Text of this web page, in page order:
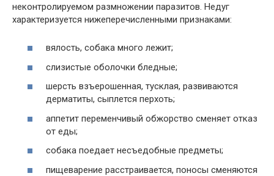
неконтролируемом размножении паразитов. Недуг
характеризуется нижеперечисленными признаками:
вялость, собака много лежит;
слизистые оболочки бледные;
шерсть взъерошенная, тусклая, развиваются
дерматиты, сыплется перхоть;
аппетит переменчивый обжорство сменяет отказ
от еды;
собака поедает несъедобные предметы;
пищеварение расстраивается, поносы сменяются